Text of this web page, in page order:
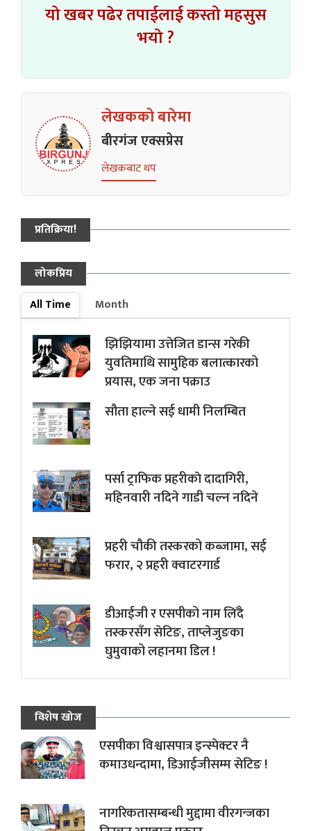
यो खबर पढेर तपाईलाई कस्तो महसुस
भयो ?
लेखकको बारेमा
बीरगंज एक्सप्रेस
लेखकबाट थप
प्रतिक्रिया!
लोकप्रिय
All Time
Month
झिझियामा उत्तेजित डान्स गरेकी
युवतिमाथि सामुहिक बलात्कारको
प्रयास, एक जना पक्राउ
सौता हाल्ने सई धामी निलम्बित
पर्सा ट्राफिक प्रहरीकाे दादागिरी,
महिनवारी नदिने गाडी चल्न नदिने
प्रहरी चौकी तस्करको कब्जामा, सई
फरार, २ प्रहरी क्वाटरगार्ड
डीआईजी र एसपीको नाम लिँदै
तस्करसँग सेटिङ, ताप्लेजुङका
घुमुवाको लहानमा डिल !
विशेष खोज
एसपीका विश्वासपात्र इन्स्पेक्टर नै
कमाउधन्दामा, डिआईजीसम्म सेटिङ !
नागरिकतासम्बन्धी मुद्दामा वीरगन्जका